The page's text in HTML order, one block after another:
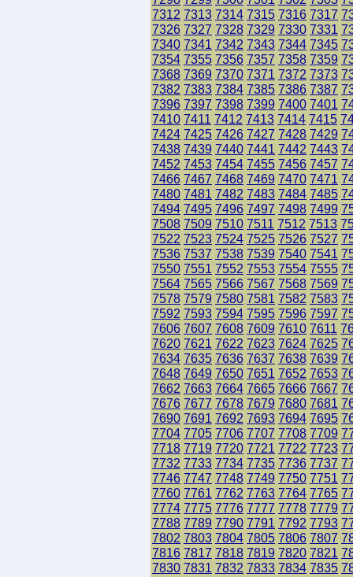
7312 7313 7314 7315 7316 7317
7326 7327 7328 7329 7330 7331
7340 7341 7342 7343 7344 7345
7354 7355 7356 7357 7358 7359
7368 7369 7370 7371 7372 7373
7382 7383 7384 7385 7386 7387
7396 7397 7398 7399 7400 7401
7410 7411 7412 7413 7414 7415
7424 7425 7426 7427 7428 7429
7438 7439 7440 7441 7442 7443
7452 7453 7454 7455 7456 7457
7466 7467 7468 7469 7470 7471
7480 7481 7482 7483 7484 7485
7494 7495 7496 7497 7498 7499
7508 7509 7510 7511 7512 7513
7522 7523 7524 7525 7526 7527
7536 7537 7538 7539 7540 7541
7550 7551 7552 7553 7554 7555
7564 7565 7566 7567 7568 7569
7578 7579 7580 7581 7582 7583
7592 7593 7594 7595 7596 7597
7606 7607 7608 7609 7610 7611
7620 7621 7622 7623 7624 7625
7634 7635 7636 7637 7638 7639
7648 7649 7650 7651 7652 7653
7662 7663 7664 7665 7666 7667
7676 7677 7678 7679 7680 7681
7690 7691 7692 7693 7694 7695
7704 7705 7706 7707 7708 7709
7718 7719 7720 7721 7722 7723
7732 7733 7734 7735 7736 7737
7746 7747 7748 7749 7750 7751
7760 7761 7762 7763 7764 7765
7774 7775 7776 7777 7778 7779
7788 7789 7790 7791 7792 7793
7802 7803 7804 7805 7806 7807
7816 7817 7818 7819 7820 7821
7830 7831 7832 7833 7834 7835